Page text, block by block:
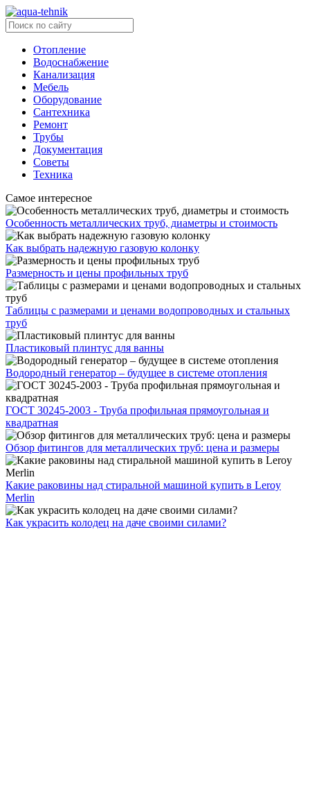
Отопление
Водоснабжение
Канализация
Мебель
Оборудование
Сантехника
Ремонт
Трубы
Документация
Советы
Техника
Самое интересное
Особенность металлических труб, диаметры и стоимость
Как выбрать надежную газовую колонку
Размерность и цены профильных труб
Таблицы с размерами и ценами водопроводных и стальных
труб
Пластиковый плинтус для ванны
Водородный генератор – будущее в системе отопления
ГОСТ 30245-2003 - Труба профильная прямоугольная и
квадратная
Обзор фитингов для металлических труб: цена и размеры
Какие раковины над стиральной машиной купить в Leroy
Merlin
Как украсить колодец на даче своими силами?